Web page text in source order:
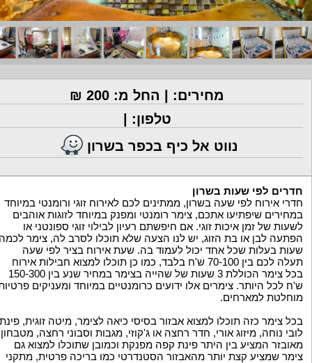
מחירים: | החל מ: 200 ₪
טלפון: |
נווט אל כיף בכפר בשרון
חדרים לפי שעות בשרון
חדרי אירוח לפי שעה בשרון, ממתינים לכם לאירוח זוגי ורומנטי במיוחד
במחירים שיפתיעו אתכם, צימר רומנטי ומפנק במיוחד לזוגות אוהבים
לשעות של זמן איכות זוגי. אם חיפשתם רעיון לבילוי זוגי ספונטני או
הפתעה לבן או בת הזוג, יש לנו הצעה שלא תוכלו לסרב לה, צימר
שעות בעלות שכל אחד יכול לעמוד בה. שעת אירוח בציר לפי שעה
תעלה לכם בין 70-100 ש'ח בלבד, כמו כן תוכלו למצוא חבילות אירוח
בכל צימר הכוללת 3 שעות של שהייה בצימר במחיר שנע בין 150-300
ש'ח לכל היותר. צימרים אלו ידועים כרומנטיים במיוחד ומעניקים
מוחלטת למארחים.
בכל צימר כזה תוכלו למצוא אבזור בסיסי כיאה לצימר, מיטה זוגית, פינת
לובי נוחה, מיזוג אורי, חדר רחצה או ג'קוזי, מגבות וסבוני רחצה, מטבחון
מאובזר המציע בין היתר פינת קפה מפנקת וכמובן שתוכלו למצוא גם
צימר שמציע קצת יותר מהאבזור הסטנדרטי כמו בריכה פרטית, מתקני